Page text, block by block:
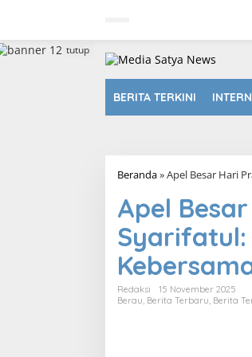
a
BERITA TERKINI
tutup
Beranda»Apel Besar Hari
Apel
Syarifatul:
Redaksi
15 November 2025
Berau Berita Terbaru Berita